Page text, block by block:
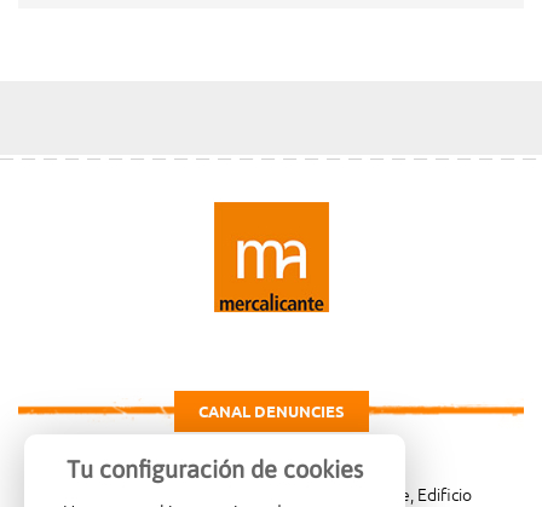
CANAL DENUNCIES
Carretera de Madrid Km. 4, 03007 Alicante, Edificio
Tu configuración de cookies